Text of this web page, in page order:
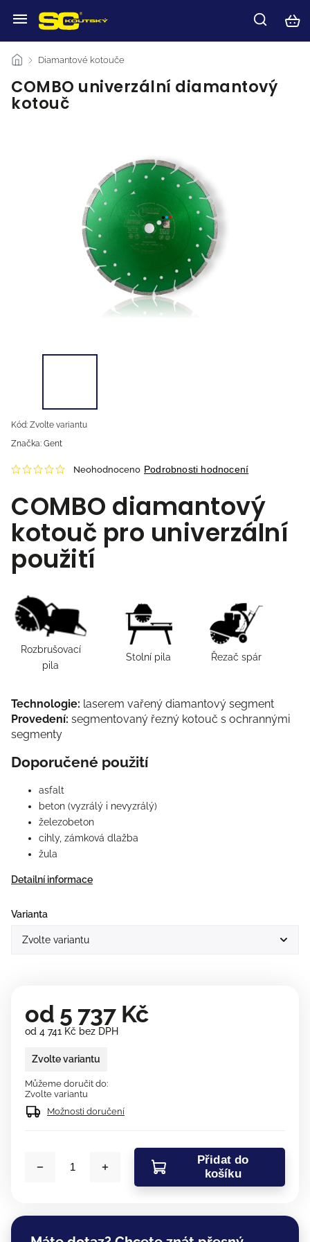
/ Diamantové kotouče
COMBO univerzální diamantový
kotouč
Kód: Zvolte variantu
Neohodnoceno Podrobnosti hodnocení
COMBO diamantový
kotouč pro univerzální
použití
Rozbrušovací
pila
Stolní pila Řezač spár
Technologie: laserem vařený diamantový segment
Provedení: segmentovaný řezný kotouč s ochrannými
segmenty
Doporučené použití
asfalt
beton (vyzrálý i nevyzrálý)
železobeton
cihly, zámková dlažba
žula
Detailní informace
Značka: Gent
Varianta
od 5 737 Kč
od 4 741 Kč bez DPH
Zvolte variantu
Můžeme doručit do:
Zvolte variantu
Možnosti doručení
Přidat do
košíku